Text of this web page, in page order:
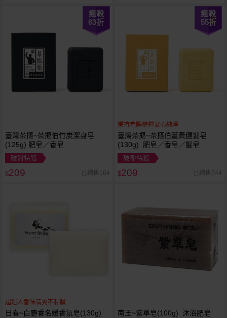
瘋殺
63折
臺灣茶摳~茶摳伯竹炭潔身皂
(125g) 肥皂／香皂
破盤特殺
$209 已銷售164
瘋殺
55折
秉持老牌精神安心純淨
臺灣茶摳~茶摳伯薑黃健髮皂
(130g) 肥皂／香皂／髮皂
破盤特殺
$209 已銷售744
超迷人香味清爽不黏膩
日春~白麝香名媛香氛皂(130g) 南王~紫草皂(100g) 沐浴肥皂